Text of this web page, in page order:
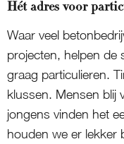
Hét adres voor
Waar veel
projecten, helpen de
graag particulieren.
klussen. Mensen blij
jongens vinden het
houden we er lekker